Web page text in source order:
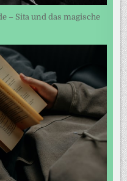
– Sita und das magische